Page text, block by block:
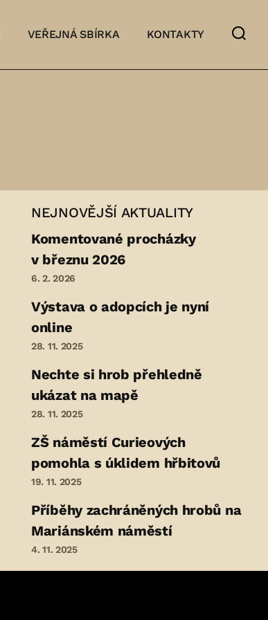
VEŘEJNÁ SBÍRKA KONTAKTY
NEJNOVĚJŠÍ AKTUALITY
Komentované procházky
v březnu 2026
6. 2. 2026
Výstava o adopcích je nyní
online
28. 11. 2025
Nechte si hrob přehledně
ukázat na mapě
28. 11. 2025
ZŠ náměstí Curieových
pomohla s úklidem hřbitovů
19. 11. 2025
Příběhy zachráněných hrobů na
Mariánském náměstí
4. 11. 2025